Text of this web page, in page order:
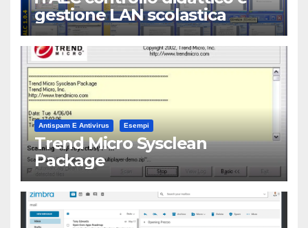
gestione LAN scolastica
Antispam E Antivirus Esempi
Trend Micro Sysclean
Package